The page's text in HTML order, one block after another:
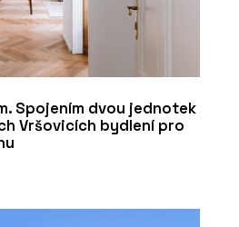
Spojením dvou jednotek
Vršovicích bydlení pro